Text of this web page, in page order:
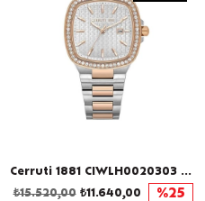
Cerruti 1881 CIWLH0020303 Kadın Kol Saati
₺11.640,00
₺15.520,00 %25